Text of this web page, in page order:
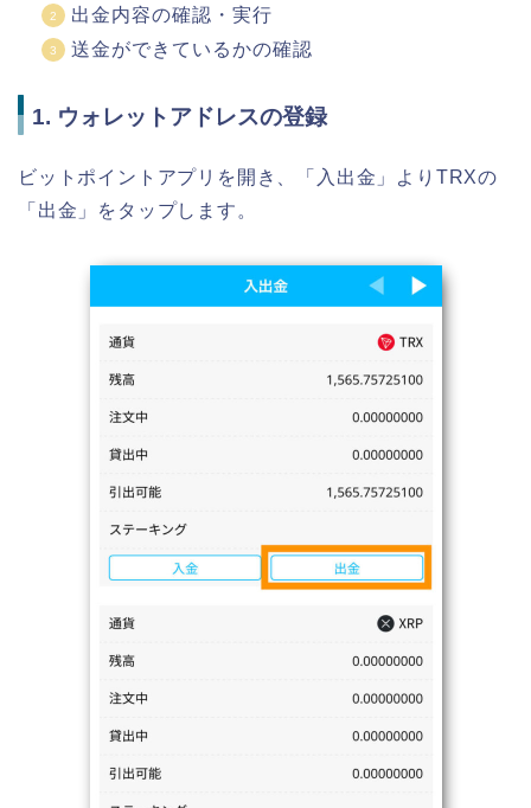
出金内容の確認・実行
送金ができているかの確認
1. ウォレットアドレスの登録
ビットポイントアプリを開き、「入出金」よりTRXの
「出金」をタップします。